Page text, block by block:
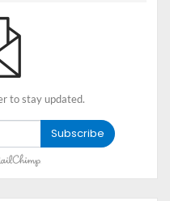
to stay updated.
Subscribe